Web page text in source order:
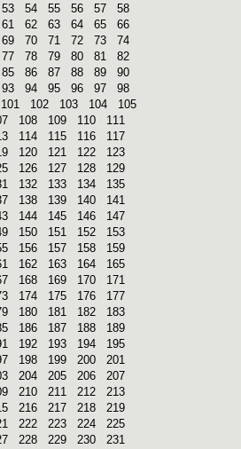
53 54 55 56 57
58
61 62 63 64 65
66
69 70 71 72 73
74
77 78 79 80 81
82
85 86 87 88 89
90
93 94 95 96 97
98
101 102 103 104
105
108 109 110
111
114 115 116
117
120 121 122
123
126 127 128
129
132 133 134
135
138 139 140
141
144 145 146
147
150 151 152
153
156 157 158
159
162 163 164
165
168 169 170
171
174 175 176
177
180 181 182
183
186 187 188
189
192 193 194
195
198 199 200
201
204 205 206
207
210 211 212
213
216 217 218
219
222 223 224
225
228 229 230
231